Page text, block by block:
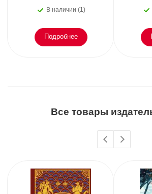
В наличии (1)
Подробнее
Все товары